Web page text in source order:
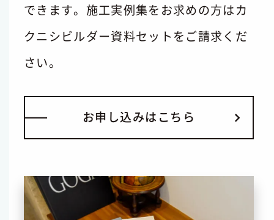
できます。施工実例集をお求めの方はカ
クニシビルダー資料セットをご請求くだ
さい。
お申 し込みは こ ち ら